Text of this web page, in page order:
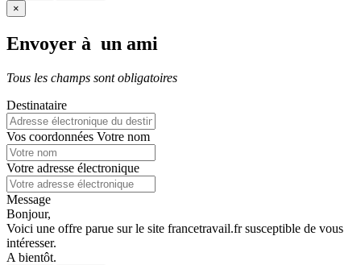
×
Envoyer à un ami
Tous les champs sont obligatoires
Destinataire
Vos coordonnées Votre nom
Votre adresse électronique
Message
Bonjour,
Voici une offre parue sur le site francetravail.fr susceptible de vous
intéresser.
A bientôt.